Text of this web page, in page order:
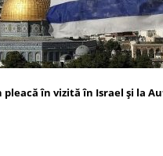
pleacă în vizită în Israel și la